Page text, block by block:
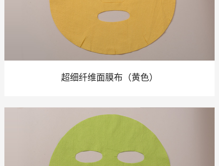
超细纤维面膜布（黄色）